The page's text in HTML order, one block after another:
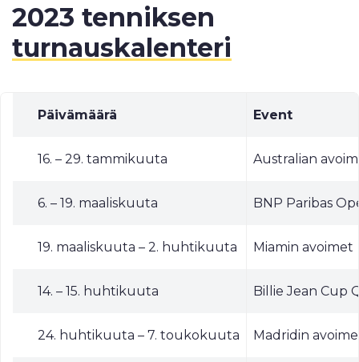
2023 tenniksen
turnauskalenteri
Päivämäärä Event
16. – 29. tammikuuta Australian
6. – 19. maaliskuuta BNP Paribas
19. maaliskuuta – 2. huhtikuuta Miamin avoimet
14. – 15. huhtikuuta Billie Jean Cup
24. huhtikuuta – 7. toukokuuta Madridin